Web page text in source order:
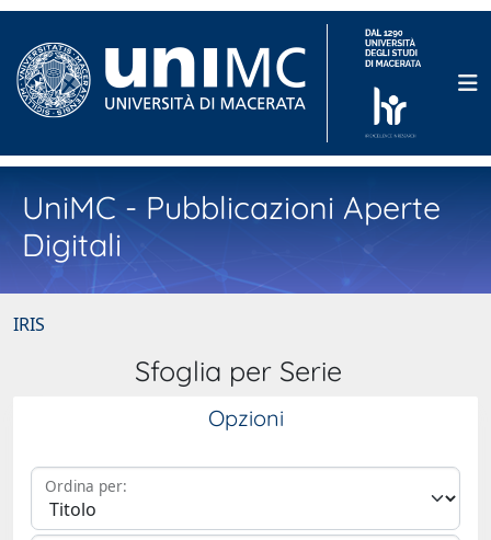
UniMC - Pubblicazioni Aperte
Digitali
IRIS
Sfoglia per Serie
Opzioni
Ordina per: